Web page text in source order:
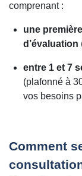
comprenant :
une
d’évaluation
entre 1 et 7
(plafonné à
vos besoins
Comment